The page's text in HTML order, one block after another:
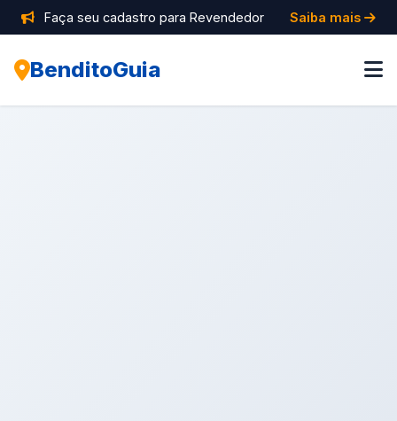
Faça seu cadastro para Revendedor Saiba mais
BenditoGuia